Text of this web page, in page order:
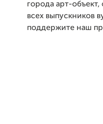
города арт-
всех выпускников
поддержите наш